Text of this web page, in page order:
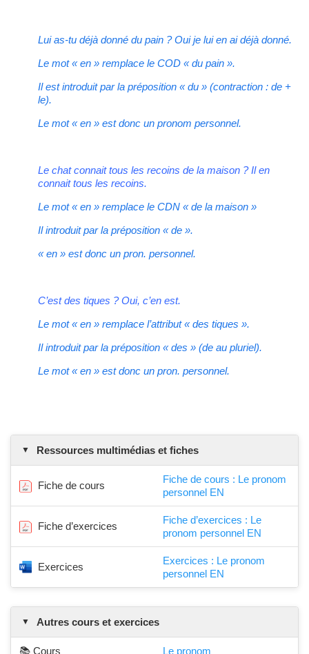
Lui as-tu déjà donné du pain ? Oui je lui en ai déjà donné.
Le mot « en » remplace le COD « du pain ».
Il est introduit par la préposition « du » (contraction : de +
le).
Le mot « en » est donc un pronom personnel.
Le chat connait tous les recoins de la maison ? Il en
connait tous les recoins.
Le mot « en » remplace le CDN « de la maison »
Il introduit par la préposition « de ».
« en » est donc un pron. personnel.
C’est des tiques ? Oui, c’en est.
Le mot « en » remplace l’attribut « des tiques ».
Il introduit par la préposition « des » (de au pluriel).
Le mot « en » est donc un pron. personnel.
Ressources multimédias et fiches
Fiche de cours
Fiche de cours : Le pronom
personnel EN
Fiche d’exercices
Fiche d’exercices : Le
pronom personnel EN
Exercices
Exercices : Le pronom
personnel EN
Autres cours et exercices
📚 Cours Le pronom